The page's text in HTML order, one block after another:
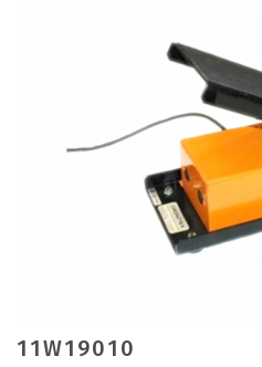
11W19010